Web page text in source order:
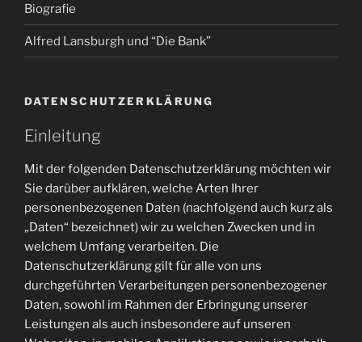
Biografie
Alfred Lansburgh und “Die Bank”
DATENSCHUTZERKLÄRUNG
Einleitung
Mit der folgenden Datenschutzerklärung möchten wir
Sie darüber aufklären, welche Arten Ihrer
personenbezogenen Daten (nachfolgend auch kurz als
„Daten“ bezeichnet) wir zu welchen Zwecken und in
welchem Umfang verarbeiten. Die
Datenschutzerklärung gilt für alle von uns
durchgeführten Verarbeitungen personenbezogener
Daten, sowohl im Rahmen der Erbringung unserer
Leistungen als auch insbesondere auf unseren